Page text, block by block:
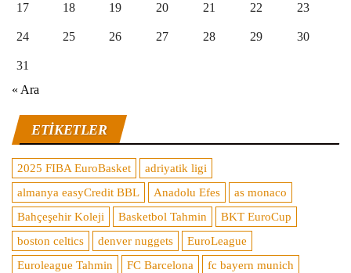
17 18 19 20 21 22 23
24 25 26 27 28 29 30
31
« Ara
ETIKETLER
2025 FIBA EuroBasket
adriyatik ligi
almanya easyCredit BBL
Anadolu Efes
as monaco
Bahçeşehir Koleji
Basketbol Tahmin
BKT EuroCup
boston celtics
denver nuggets
EuroLeague
Euroleague Tahmin
FC Barcelona
fc bayern munich